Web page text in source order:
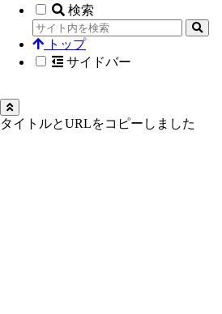
検索
トップ
サイドバー
タイトルとURLをコピーしました